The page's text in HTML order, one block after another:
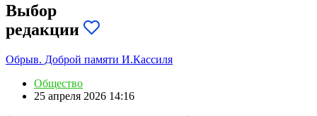
Выбор
редакции
Обрыв. Доброй памяти И.Кассиля
Общество
25 апреля 2026 14:16